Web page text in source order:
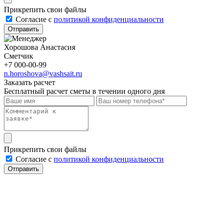
Прикрепить свои файлы
Cогласие с политикой конфиденциальности
Отправить
Хорошова Анастасия
Сметчик
+7 000-00-99
n.horoshova@vashsait.ru
Заказать расчет
Бесплатный расчет сметы в течении одного дня
Прикрепить свои файлы
Cогласие с политикой конфиденциальности
Отправить